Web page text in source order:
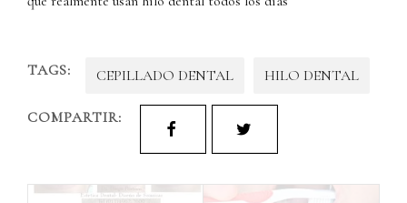
TAGS: CEPILLADO DENTAL HILO DENTAL
COMPARTIR: